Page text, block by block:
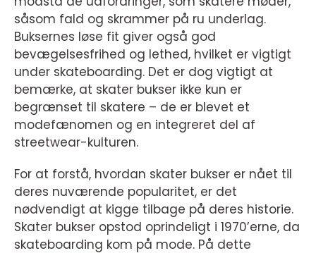
såsom fald og skrammer på ru underlag.
Buksernes løse fit giver også god
bevægelsesfrihed og lethed, hvilket er vigtigt
under skateboarding. Det er dog vigtigt at
bemærke, at skater bukser ikke kun er
begrænset til skatere – de er blevet et
modefænomen og en integreret del af
streetwear-kulturen.
For at forstå, hvordan skater bukser er nået til
deres nuværende popularitet, er det
nødvendigt at kigge tilbage på deres historie.
Skater bukser opstod oprindeligt i 1970’erne, da
skateboarding kom på mode. På dette